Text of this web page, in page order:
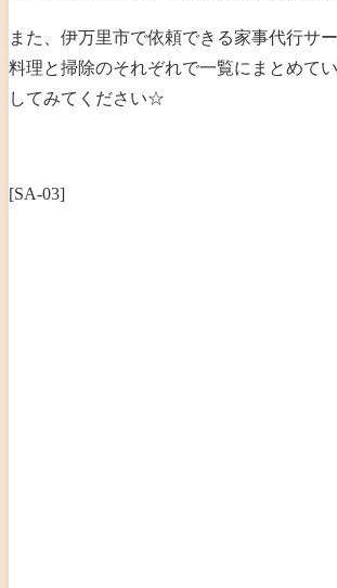
また、伊万里市で依頼できる家事代行サー
料理と掃除のそれぞれで一覧にまとめて
してみてください☆
[SA-03]